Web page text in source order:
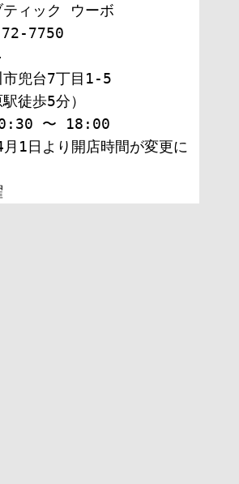
ティック ウーボ
7750
市兜台7丁目1-5
徒歩5分）
〜 18:00
1日より開店時間が変更に